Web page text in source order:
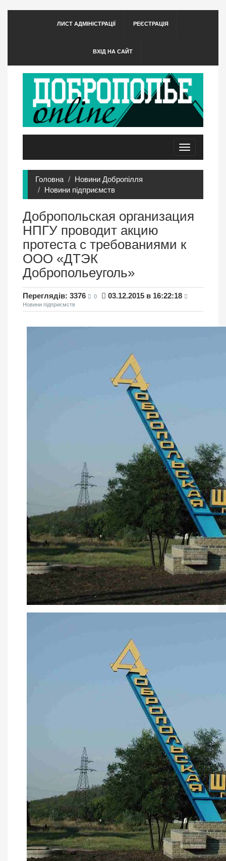
ЛИСТ АДМІНІСТРАЦІЇ РЕЄСТРАЦІЯ
ВХІД НА САЙТ
Toggle
navigation
Головна
Новини Добропілля
Новини підприємств
Добропольская организация
НПГУ проводит акцию
протеста с требованиями к
ООО «ДТЭК
Добропольеуголь»
Переглядів: 3376 0 03.12.2015 в 16:22:18
Новини підприємств